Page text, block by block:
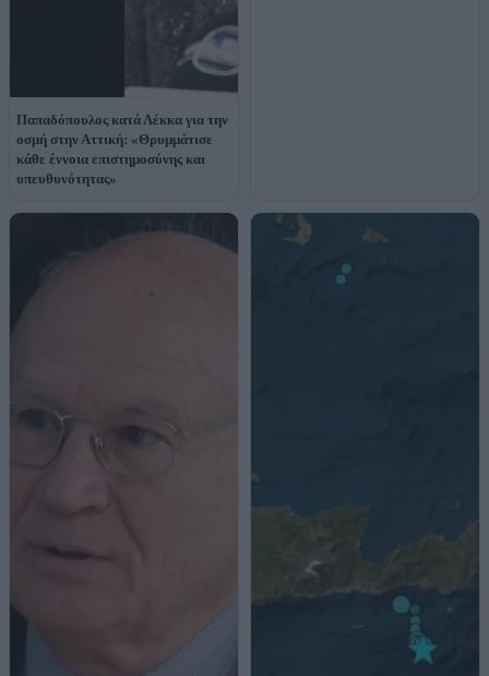
Παπαδόπουλος κατά Λέκκα για την
οσμή στην Αττική: «Θρυμμάτισε
κάθε έννοια επιστημοσύνης και
υπευθυνότητας»